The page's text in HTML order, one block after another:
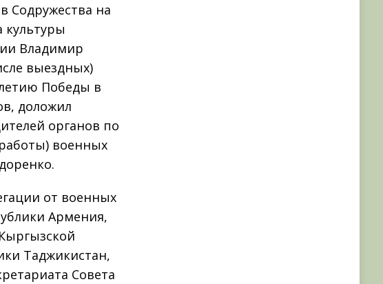
Содружества на
культуры
Владимир
выездных)
Победы в
доложил
органов по
военных
от военных
Армения,
Таджикистан,
Совета